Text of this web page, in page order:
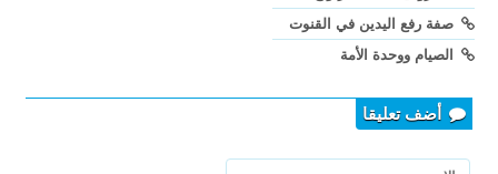
صفة رفع اليدين في القنوت
الصيام ووحدة الأمة
أضف تعليقا